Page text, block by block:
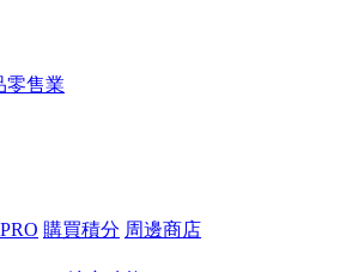
零售業
購買積分 周邊商店